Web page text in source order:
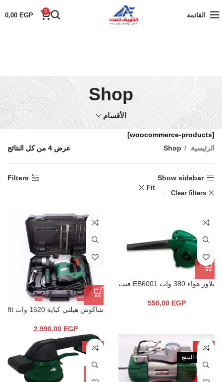
القائمة
0
0,00 EGP
Shop
الأقسام
[woocommerce-products]
الرئيسية
Shop عرض ⁦4⁩ من كل النتائج
Show sidebar
Filters
Clear filters
Fit
بلاور هواء 380 وات EB6001 فيت
550,00 EGP
شاكوش هيلتي كباية 1520 وات fit
2.990,00 EGP
-18%
نفذ هذا المنتج
-13%